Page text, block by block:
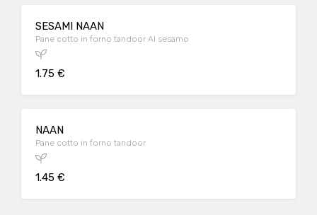
SESAMI NAAN
Pane cotto in forno tandoor Al sesamo
1.75 €
NAAN
Pane cotto in forno tandoor
1.45 €